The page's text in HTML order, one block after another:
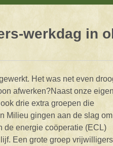
werkdag in
Het was net even
afwerken?Naast onze eigen
drie extra groepen die
Milieu gingen aan de slag om
de energie coöperatie (ECL)
Een grote groep vrijwilligers